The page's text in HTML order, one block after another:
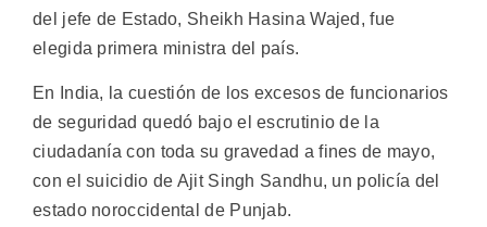
del jefe de Estado, Sheikh Hasina Wajed, fue
elegida primera ministra del país.
En India, la cuestión de los excesos de funcionarios
de seguridad quedó bajo el escrutinio de la
ciudadanía con toda su gravedad a fines de mayo,
con el suicidio de Ajit Singh Sandhu, un policía del
estado noroccidental de Punjab.